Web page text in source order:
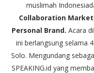
muslimah
Collaboration
Personal Brand. Acara
ini berlangsung selama
Solo. Mengundang
SPEAKING.id yang